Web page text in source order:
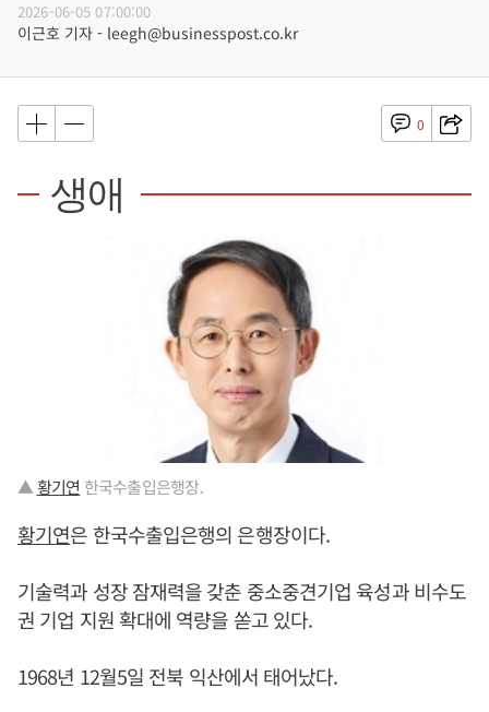
2026-06-05 07:00:00
이근호 기자 - leegh@businesspost.co.kr
0
생애
▲황기연 한국수출입은행장.
황기연은 한국수출입은행의 은행장이다.
기술력과 성장 잠재력을 갖춘 중소중견기업 육성과 비수도
권 기업 지원 확대에 역량을 쏟고 있다.
1968년 12월5일 전북 익산에서 태어났다.